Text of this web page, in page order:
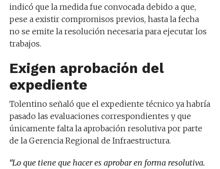
indicó que la medida fue convocada debido a que,
pese a existir compromisos previos, hasta la fecha
no se emite la resolución necesaria para ejecutar los
trabajos.
Exigen aprobación del
expediente
Tolentino señaló que el expediente técnico ya habría
pasado las evaluaciones correspondientes y que
únicamente falta la aprobación resolutiva por parte
de la Gerencia Regional de Infraestructura.
“Lo que tiene que hacer es aprobar en forma resolutiva.